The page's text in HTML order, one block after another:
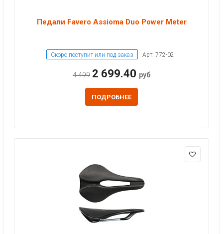
Педали Favero Assioma Duo Power Meter
Скоро поступит или под заказ Арт: 772-02
4 499 2 699.40 руб
ПОДРОБНЕЕ